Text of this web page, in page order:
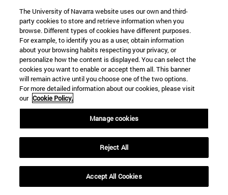
Autores: Guitián Crespo, Gregorio
Título:Como el alma del mundo. Moral social
y doctrina social de la Iglesia
ISSN: 978-84-1368-139-9 2022
Autores: Muñoz de Juana, Rodrigo; Guitián
Crespo, Gregorio
Moral Social
Autores: Sison Galsim, Alejo José (Editor);
Ferrero Muñoz, Ignacio (Editor); Guitián
Crespo, Gregorio (Editor)
The University of Navarra website uses our own and third-
party cookies to store and retrieve information when you
browse. Different types of cookies have different purposes.
For example, to identify you as a user, obtain information
about your browsing habits respecting your privacy, or
personalize how the content is displayed. You can select the
cookies you want to enable or accept them all. This banner
will remain active until you choose one of the two options.
For more detailed information about our cookies, please visit
our Cookie Policy.
Manage cookies
Reject All
Accept All Cookies